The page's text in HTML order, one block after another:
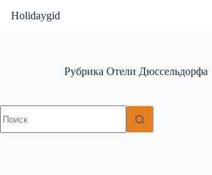
Holidaygid
Рубрика Отели Дюссельдорфа
не
найдено